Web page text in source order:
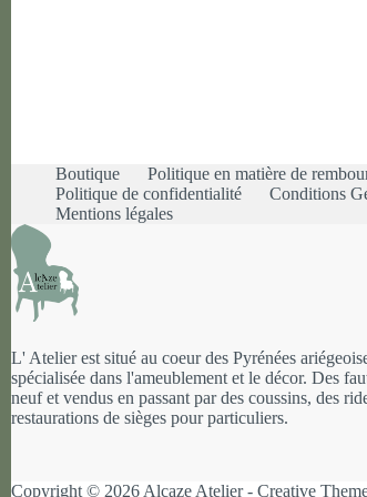
Boutique
Politique en matière de
Politique de confidentialité
Conditions
Mentions légales
L' Atelier est situé au coeur des Pyrénées
spécialisée dans l'ameublement et le décor. Des
neuf et vendus en passant par des coussins, des
restaurations de sièges pour particuliers.
Copyright © 2026 Alcaze Atelier - Creative